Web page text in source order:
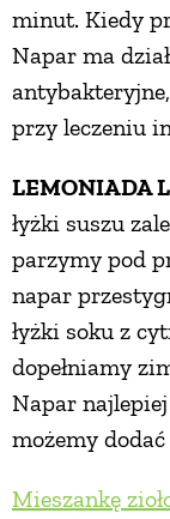
minut. Kiedy
Napar ma
przy leczeniu
LEMONIADA
łyżki suszu
parzymy pod
napar
łyżki soku z
dopełniamy
Napar najlepiej
możemy
Mieszankę